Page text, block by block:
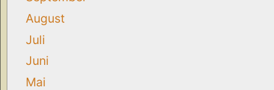
August
Juli
Juni
Mai